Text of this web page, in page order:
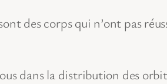
des corps qui n’ont pas
dans la distribution des